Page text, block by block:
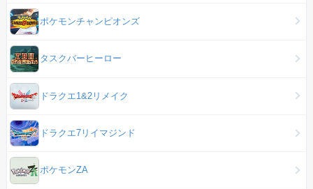
ポケモンチャンピオンズ
タスクバーヒーロー
ドラクエ1&2リメイク
ドラクエ7リイマジンド
ポケモンZA